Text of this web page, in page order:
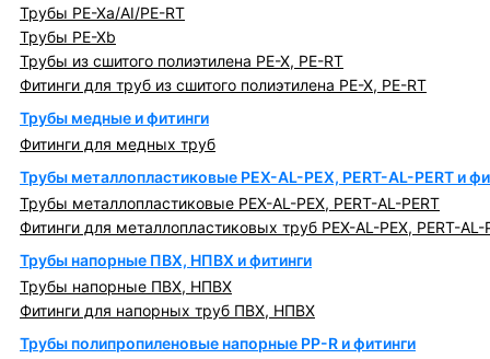
Трубы PE-Xa/AI/PE-RT
Трубы PE-Xb
Трубы из сшитого полиэтилена PE-X, PE-RT
Фитинги для труб из сшитого полиэтилена PE-X, PE-RT
Трубы медные и фитинги
Фитинги для медных труб
Трубы металлопластиковые PEX-AL-PEX, PERT-AL-PERT и
Трубы металлопластиковые PEX-AL-PEX, PERT-AL-PERT
Фитинги для металлопластиковых труб PEX-AL-PEX, PERT-AL-
Трубы напорные ПВХ, НПВХ и фитинги
Трубы напорные ПВХ, НПВХ
Фитинги для напорных труб ПВХ, НПВХ
Трубы полипропиленовые напорные PP-R и фитинги